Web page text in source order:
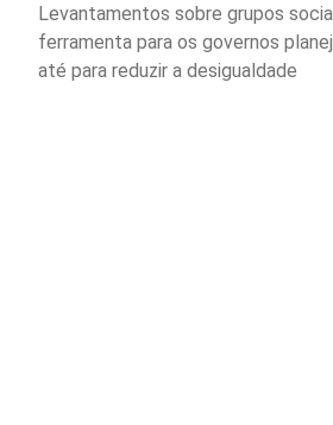
Levantamentos sobre grupos
ferramenta para os governos
até para reduzir a desigualdade